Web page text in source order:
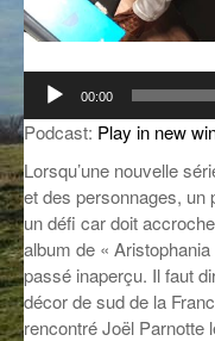
GROOVE N SUN
IL ÉTAIT UNE FOIS
L’ASTUCE DE LA
LA FABRIK POÉTIK
LA MINUTE
LA SOUTERRAINE
MUSIQUE DES
PLUS DE MIX
Lecteur
audio
00:00
Podcast: Play in new
Lorsqu’une nouvelle
et des personnages, un
un défi car doit
album de «
passé inaperçu. Il faut
décor de sud de la
rencontré Joël Parnotte